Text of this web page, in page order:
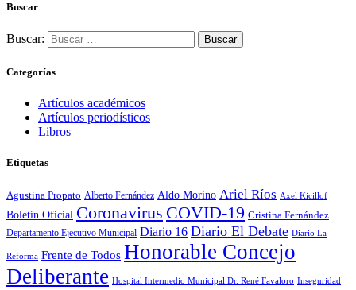
Buscar
Buscar:
Categorías
Artículos académicos
Artículos periodísticos
Libros
Etiquetas
Agustina Propato Alberto Fernández Aldo Morino Ariel Ríos Axel Kicillof
Boletín Oficial Coronavirus COVID-19 Cristina Fernández
Departamento Ejecutivo Municipal Diario 16 Diario El Debate Diario La
Reforma Frente de Todos Honorable Concejo
Deliberante Hospital Intermedio Municipal Dr. René Favaloro Inseguridad